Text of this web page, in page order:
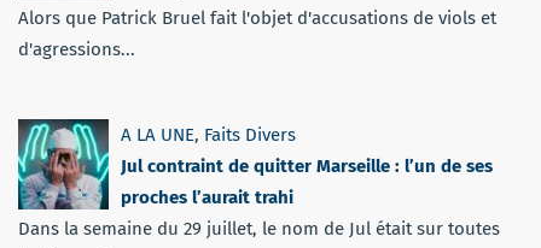
Alors que Patrick Bruel fait l'objet d'accusations de viols et
d'agressions...
A LA UNE, Faits Divers
Jul contraint de quitter Marseille : l’un de ses
proches l’aurait trahi
Dans la semaine du 29 juillet, le nom de Jul était sur toutes